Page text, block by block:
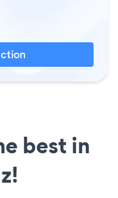
best in